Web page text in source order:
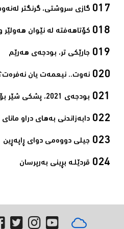
گازی سروشتی، گرنگتر
کۆتاهەفتە لە نێوان هەولێر
جارێکی تر، بودجەی هەرێم‌
نەوت.. نیعمەت یان
بودجەی 2021، پشکی شێر بۆ حەشدی شەعبییە!‌
دابەزاندنی بەهای دراو
جیلی دووەمی دوای ڕاپەڕین‌
قردێلـە بڕینی بەرپرسان‌